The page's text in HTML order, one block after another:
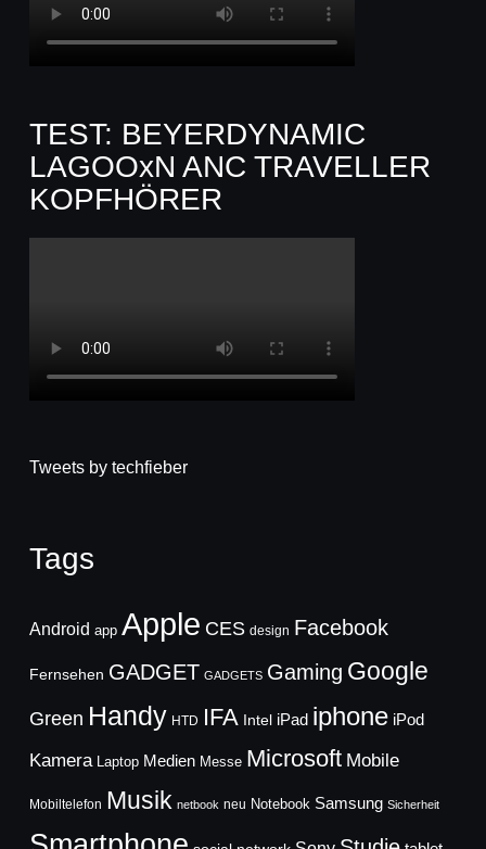
TEST: BEYERDYNAMIC
LAGOOxN ANC TRAVELLER
KOPFHÖRER
Tweets by techfieber
Tags
Android app Apple CES design Facebook
Fernsehen GADGET GADGETS Gaming Google
Green Handy HTD IFA Intel iPad iphone iPod
Kamera Laptop Medien Messe Microsoft Mobile
Mobiltelefon Musik netbook neu Notebook Samsung Sicherheit